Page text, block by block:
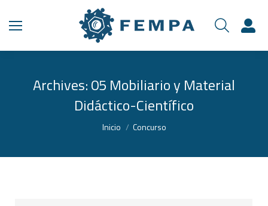
Archives:05 Mobiliario y Material
Didáctico-Científico
Estás aquí:
Inicio Concurso